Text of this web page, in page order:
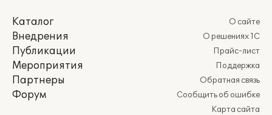
Каталог
Внедрения
Публикации
Мероприятия
Партнеры
Форум
О сайте
О решениях 1С
Прайс-лист
Поддержка
Обратная связь
Сообщить об ошибке
Карта сайта